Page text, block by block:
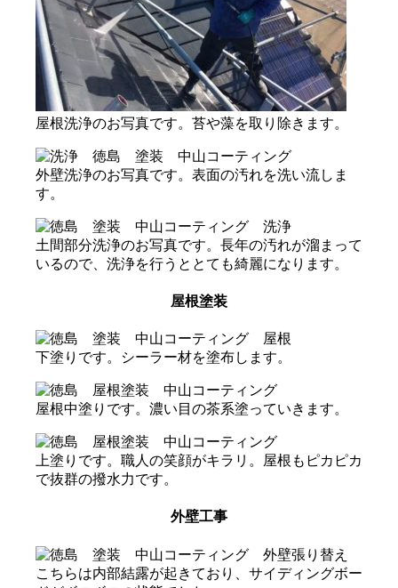
屋根洗浄のお写真です。苔や藻を取り除きます。
外壁洗浄のお写真です。表面の汚れを洗い流しま
す。
土間部分洗浄のお写真です。長年の汚れが溜まって
いるので、洗浄を行うととても綺麗になります。
屋根塗装
下塗りです。シーラー材を塗布します。
屋根中塗りです。濃い目の茶系塗っていきます。
上塗りです。職人の笑顔がキラリ。屋根もピカピカ
で抜群の撥水力です。
外壁工事
こちらは内部結露が起きており、サイディングボー